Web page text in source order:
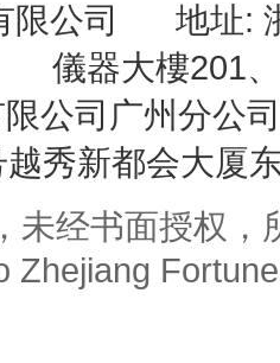
限公司 地址:
儀器大樓201
限公司广州分
越秀新都会大厦
未经书面授权，
Zhejiang